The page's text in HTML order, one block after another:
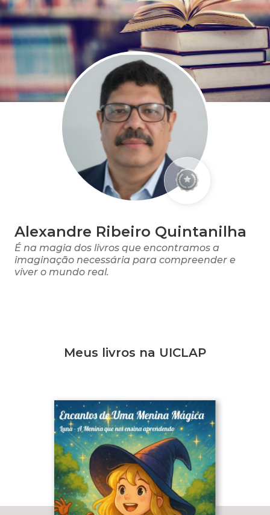
Alexandre Ribeiro Quintanilha
É na magia dos livros que encontramos a
imaginação necessária para compreender e
viver o mundo real.
Meus livros na UICLAP